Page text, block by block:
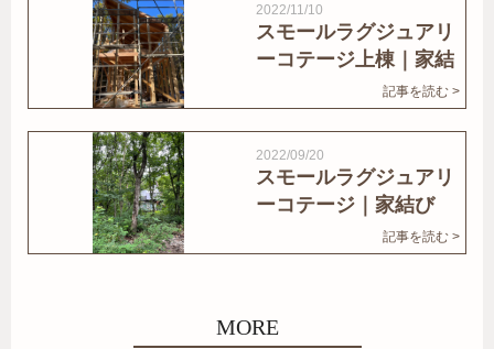
2022/11/10
スモールラグジュアリ
ーコテージ上棟｜家結
記事を読む >
2022/09/20
スモールラグジュアリ
ーコテージ｜家結び
記事を読む >
MORE